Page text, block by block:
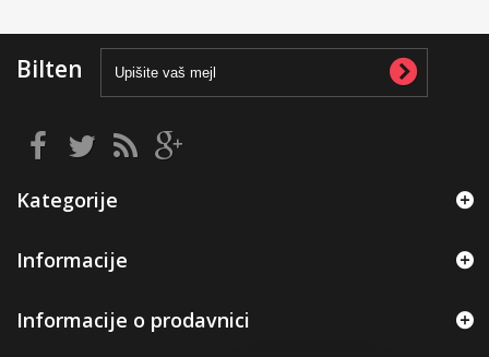
Bilten
Kategorije
Informacije
Informacije o prodavnici